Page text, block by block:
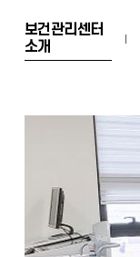
보건관리센터
소개